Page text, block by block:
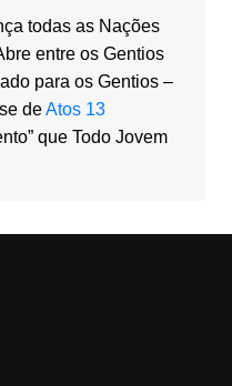
todas as Nações
entre os Gentios
para os Gentios –
deAtos 13
que Todo Jovem